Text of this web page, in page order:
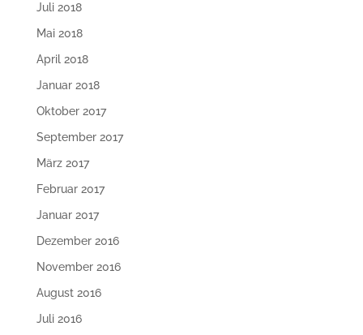
Juli 2018
Mai 2018
April 2018
Januar 2018
Oktober 2017
September 2017
März 2017
Februar 2017
Januar 2017
Dezember 2016
November 2016
August 2016
Juli 2016